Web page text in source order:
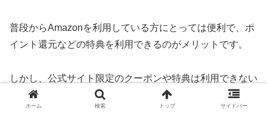
普段からAmazonを利用している方にとっては便利で、ポ
イント還元などの特典を利用できるのがメリットです。
しかし、公式サイト限定のクーポンや特典は利用できない
ため、最安値を狙うなら注意が必要です。
ホーム 検索 トップ サイドバー